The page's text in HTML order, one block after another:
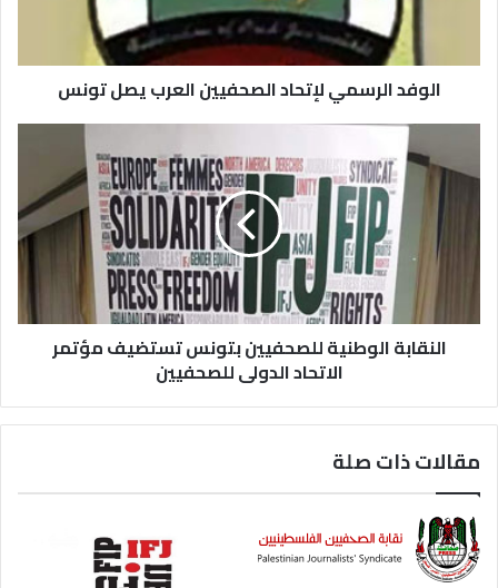
الوفد الرسمي لإتحاد الصحفيين العرب يصل تونس
النقابة الوطنية للصحفيين بتونس تستضيف مؤتمر
الاتحاد الدولى للصحفيين
مقالات ذات صلة